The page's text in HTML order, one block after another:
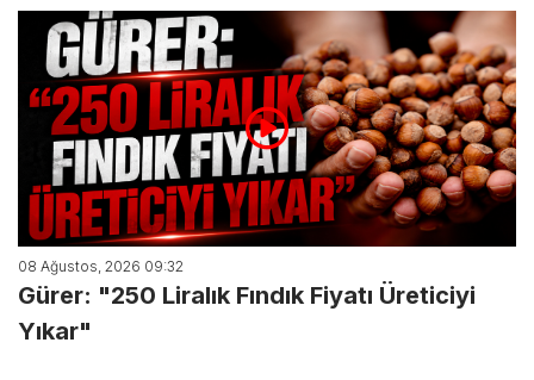
08 Ağustos, 2026 09:32
Gürer: "250 Liralık Fındık Fiyatı Üreticiyi
Yıkar"